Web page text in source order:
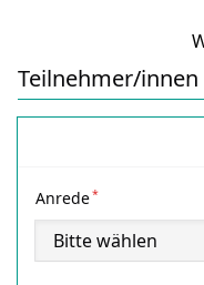
Teilnehmer/innen
Anrede*